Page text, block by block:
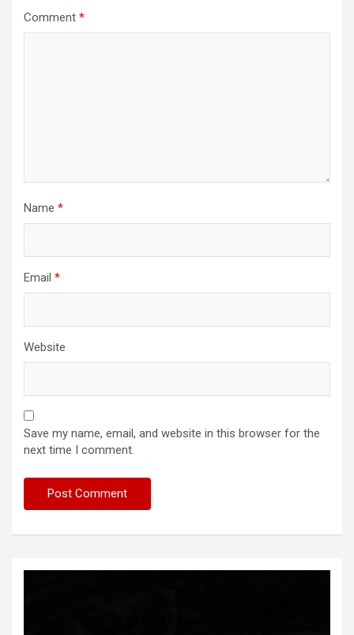
Comment *
Name *
Email *
Website
Save my name, email, and website in this browser for the
next time I comment.